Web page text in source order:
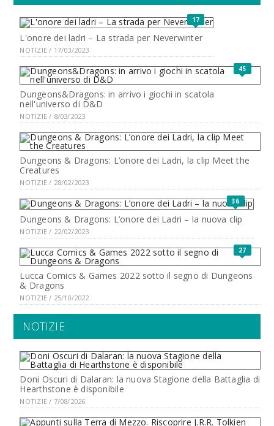
17
L'onore dei ladri – La strada per Neverwinter
NOTIZIE / 17/03/2023
45
Dungeons&Dragons: in arrivo i giochi in scatola
nell'universo di D&D
NOTIZIE / 8/03/2023
Dungeons & Dragons: L’onore dei Ladri, la clip Meet the
Creatures
NOTIZIE / 28/02/2023
36
Dungeons & Dragons: L’onore dei Ladri – la nuova clip
NOTIZIE / 22/02/2023
27
Lucca Comics & Games 2022 sotto il segno di Dungeons
& Dragons
NOTIZIE / 25/10/2022
NOTIZIE
Doni Oscuri di Dalaran: la nuova Stagione della Battaglia di
Hearthstone è disponibile
NOTIZIE / 7/08/2026